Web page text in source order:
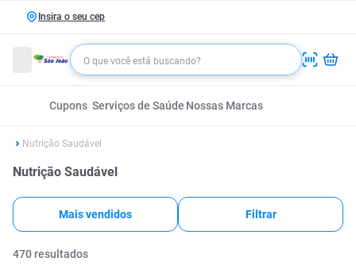
Insira o seu cep
Cupons Serviços de Saúde Nossas Marcas
Nutrição Saudável
Nutrição Saudável
Mais vendidos Filtrar
470 resultados